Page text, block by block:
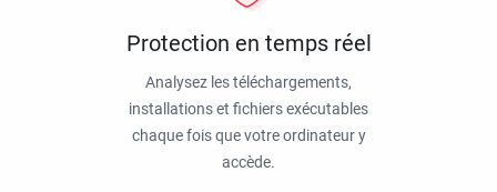
Protection en temps réel
Analysez les téléchargements,
installations et fichiers exécutables
chaque fois que votre ordinateur y
accède.